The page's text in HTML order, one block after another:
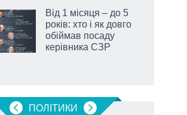
Від 1 місяця – до 5
років: хто і як довго
обіймав посаду
керівника СЗР
ПОЛIТИКИ